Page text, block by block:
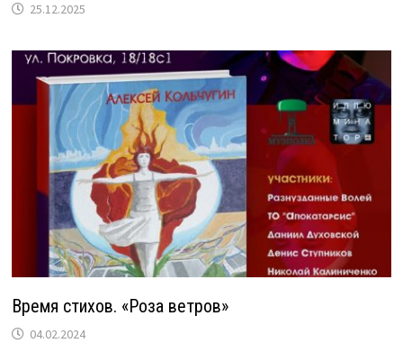
25.12.2025
Время стихов. «Роза ветров»
04.02.2024